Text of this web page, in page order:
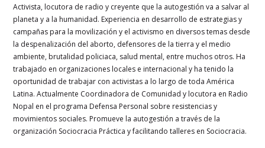
Activista, locutora de radio y creyente que la autogestión va a salvar al
planeta y a la humanidad. Experiencia en desarrollo de estrategias y
campañas para la movilización y el activismo en diversos temas desde
la despenalización del aborto, defensores de la tierra y el medio
ambiente, brutalidad policiaca, salud mental, entre muchos otros. Ha
trabajado en organizaciones locales e internacional y ha tenido la
oportunidad de trabajar con activistas a lo largo de toda América
Latina. Actualmente Coordinadora de Comunidad y locutora en Radio
Nopal en el programa Defensa Personal sobre resistencias y
movimientos sociales. Promueve la autogestión a través de la
organización Sociocracia Práctica y facilitando talleres en Sociocracia.